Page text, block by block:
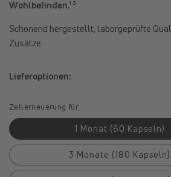
Wohlbefinden.¹ ³
Schonend hergestellt, laborgeprüfte
Zusätze.
Lieferoptionen:
Zellerneuerung für
1 Monat (60 Kapseln)
3 Monate (180 Kapseln)